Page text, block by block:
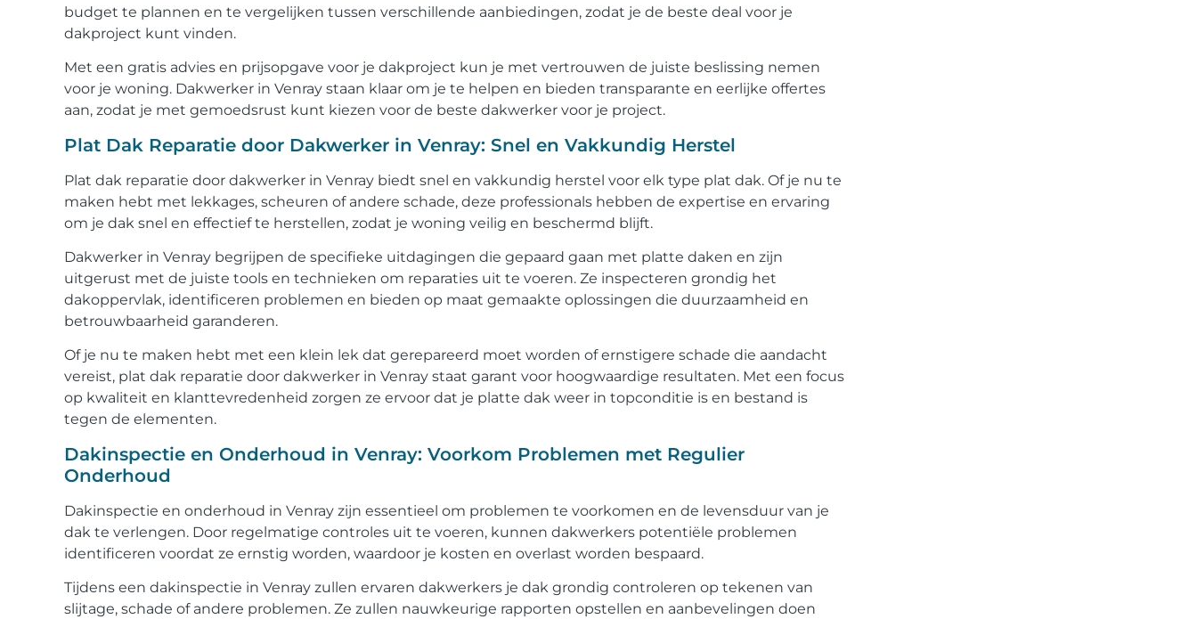
budget te plannen en te vergelijken tussen verschillende aanbiedingen, zodat je de beste deal voor je
dakproject kunt vinden.
Met een gratis advies en prijsopgave voor je dakproject kun je met vertrouwen de juiste beslissing nemen
voor je woning. Dakwerker in Venray staan klaar om je te helpen en bieden transparante en eerlijke offertes
aan, zodat je met gemoedsrust kunt kiezen voor de beste dakwerker voor je project.
Plat Dak Reparatie door Dakwerker in Venray: Snel en Vakkundig Herstel
Plat dak reparatie door dakwerker in Venray biedt snel en vakkundig herstel voor elk type plat dak. Of je nu te
maken hebt met lekkages, scheuren of andere schade, deze professionals hebben de expertise en ervaring
om je dak snel en effectief te herstellen, zodat je woning veilig en beschermd blijft.
Dakwerker in Venray begrijpen de specifieke uitdagingen die gepaard gaan met platte daken en zijn
uitgerust met de juiste tools en technieken om reparaties uit te voeren. Ze inspecteren grondig het
dakoppervlak, identificeren problemen en bieden op maat gemaakte oplossingen die duurzaamheid en
betrouwbaarheid garanderen.
Of je nu te maken hebt met een klein lek dat gerepareerd moet worden of ernstigere schade die aandacht
vereist, plat dak reparatie door dakwerker in Venray staat garant voor hoogwaardige resultaten. Met een focus
op kwaliteit en klanttevredenheid zorgen ze ervoor dat je platte dak weer in topconditie is en bestand is
tegen de elementen.
Dakinspectie en Onderhoud in Venray: Voorkom Problemen met Regulier
Onderhoud
Dakinspectie en onderhoud in Venray zijn essentieel om problemen te voorkomen en de levensduur van je
dak te verlengen. Door regelmatige controles uit te voeren, kunnen dakwerkers potentiële problemen
identificeren voordat ze ernstig worden, waardoor je kosten en overlast worden bespaard.
Tijdens een dakinspectie in Venray zullen ervaren dakwerkers je dak grondig controleren op tekenen van
slijtage, schade of andere problemen. Ze zullen nauwkeurige rapporten opstellen en aanbevelingen doen